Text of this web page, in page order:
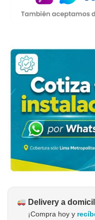
Delivery a
¡Compra hoy y